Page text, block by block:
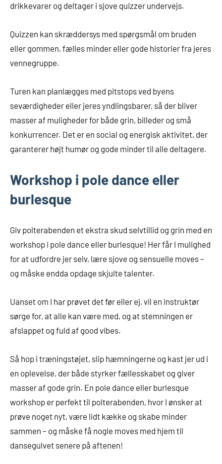
drikkevarer og deltager i sjove quizzer undervejs.
Quizzen kan skræddersys med spørgsmål om bruden
eller gommen, fælles minder eller gode historier fra jeres
vennegruppe.
Turen kan planlægges med pitstops ved byens
seværdigheder eller jeres yndlingsbarer, så der bliver
masser af muligheder for både grin, billeder og små
konkurrencer. Det er en social og energisk aktivitet, der
garanterer højt humør og gode minder til alle deltagere.
Workshop i pole dance eller
burlesque
Giv polterabenden et ekstra skud selvtillid og grin med en
workshop i pole dance eller burlesque! Her får I mulighed
for at udfordre jer selv, lære sjove og sensuelle moves –
og måske endda opdage skjulte talenter.
Uanset om I har prøvet det før eller ej, vil en instruktør
sørge for, at alle kan være med, og at stemningen er
afslappet og fuld af good vibes.
Så hop i træningstøjet, slip hæmningerne og kast jer ud i
en oplevelse, der både styrker fællesskabet og giver
masser af gode grin. En pole dance eller burlesque
workshop er perfekt til polterabenden, hvor I ønsker at
prøve noget nyt, være lidt kække og skabe minder
sammen – og måske få nogle moves med hjem til
dansegulvet senere på aftenen!